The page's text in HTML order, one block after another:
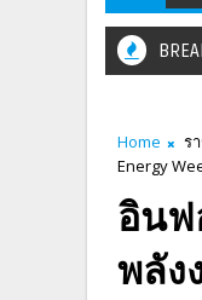
Home ร
Energy
อินฟ
พลัง